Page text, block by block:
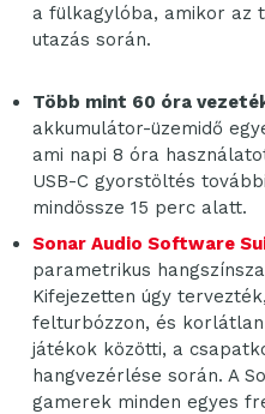
a fülkagylóba, amikor az
utazás során.
Több mint 60 óra
akkumulátor-üzemidő
ami napi 8 óra
USB-C gyorstöltés
mindössze 15 perc alatt.
Sonar Audio Software
parametrikus
Kifejezetten úgy
felturbózzon, és
játékok közötti, a
hangvezérlése során. A
gamerek minden egyes